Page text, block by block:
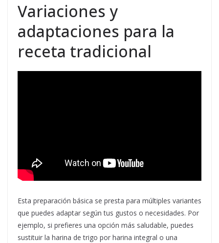
Variaciones y
adaptaciones para la
receta tradicional
Esta preparación básica se presta para múltiples variantes
que puedes adaptar según tus gustos o necesidades. Por
ejemplo, si prefieres una opción más saludable, puedes
sustituir la harina de trigo por harina integral o una